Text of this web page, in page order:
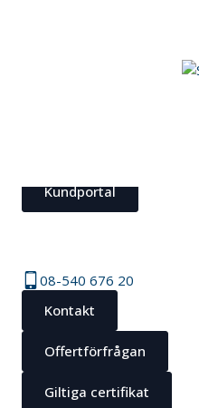
Kundportal
08-540 676 20
Kontakt
Offertförfrågan
Giltiga certifikat